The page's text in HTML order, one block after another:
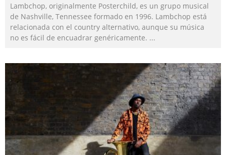
Lambchop, originalmente Posterchild, es un grupo musical
de Nashville, Tennessee formado en 1996. Lambchop está
relacionada con el country alternativo, aunque su música
no es fácil de encuadrar genéricamente. ...